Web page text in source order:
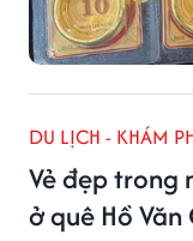
DU LỊCH - KHÁM
Vẻ đẹp trong
ở quê Hồ